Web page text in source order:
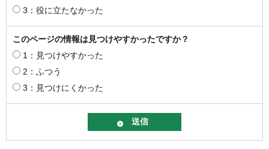
3：役に立たなかった
このページの情報は見つけやすかったですか？
1：見つけやすかった
2：ふつう
3：見つけにくかった